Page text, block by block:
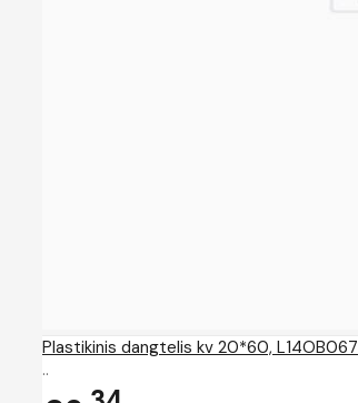
Plastikinis dangtelis kv 20*60, L14OB067
..